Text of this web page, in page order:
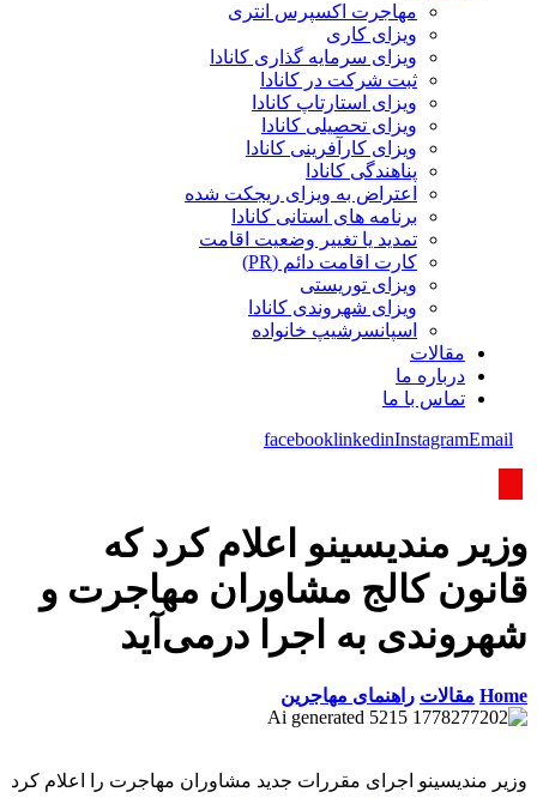
مهاجرت اکسپرس انتری
ویزای کاری
ویزای سرمایه گذاری کانادا
ثبت شرکت در کانادا
ویزای استارتاپ کانادا
ویزای تحصیلی کانادا
ویزای کارآفرینی کانادا
پناهندگی کانادا
اعتراض به ویزای ریجکت شده
برنامه های استانی کانادا
تمدید یا تغییر وضعیت اقامت
کارت اقامت دائم (PR)
ویزای توریستی
ویزای شھروندی کانادا
اسپانسرشیپ خانواده
مقالات
درباره ما
تماس با ما
facebooklinkedinInstagramEmail
وزیر مندیسینو اعلام کرد که
قانون کالج مشاوران مهاجرت و
شهروندی به اجرا درمی‌آید
Home مقالات راهنمای مهاجرین
وزیر مندیسینو اجرای مقررات جدید مشاوران مهاجرت را اعلام کرد